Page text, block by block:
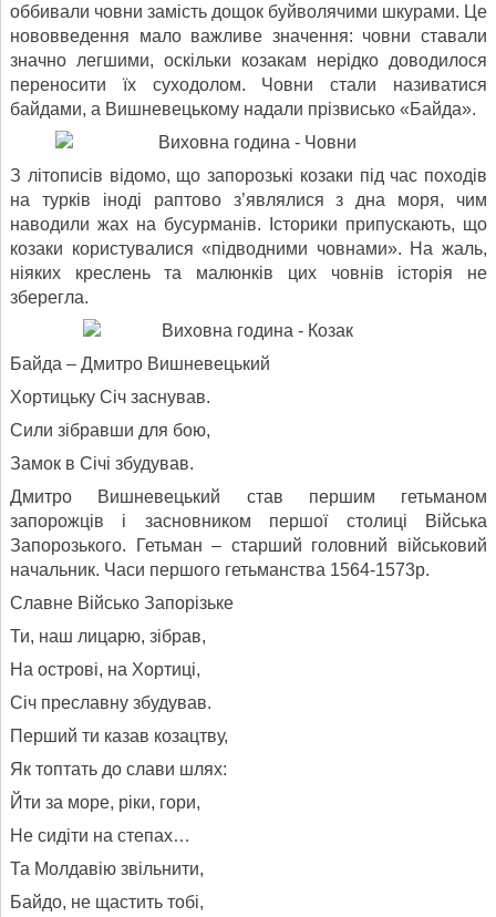
оббивали човни замість дощок буйволячими шкурами. Це
нововведення мало важливе значення: човни ставали
значно легшими, оскільки козакам нерідко доводилося
переносити їх суходолом. Човни стали називатися
байдами, а Вишневецькому надали прізвисько «Байда».
З літописів відомо, що запорозькі козаки під час походів
на турків іноді раптово з’являлися з дна моря, чим
наводили жах на бусурманів. Історики припускають, що
козаки користувалися «підводними човнами». На жаль,
ніяких креслень та малюнків цих човнів історія не
зберегла.
Байда – Дмитро Вишневецький
Хортицьку Січ заснував.
Сили зібравши для бою,
Замок в Січі збудував.
Дмитро Вишневецький став першим гетьманом
запорожців і засновником першої столиці Війська
Запорозького. Гетьман – старший головний військовий
начальник. Часи першого гетьманства 1564-1573р.
Славне Військо Запорізьке
Ти, наш лицарю, зібрав,
На острові, на Хортиці,
Січ преславну збудував.
Перший ти казав козацтву,
Як топтать до слави шлях:
Йти за море, ріки, гори,
Не сидіти на степах…
Та Молдавію звільнити,
Байдо, не щастить тобі,